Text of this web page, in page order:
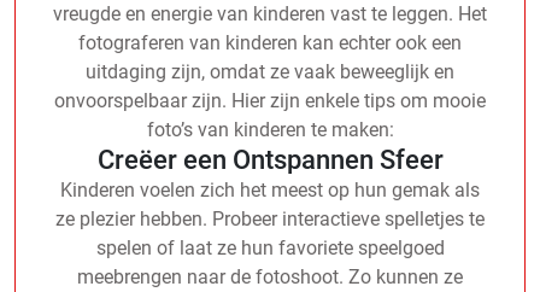
vreugde en energie van kinderen vast te leggen. Het
fotograferen van kinderen kan echter ook een
uitdaging zijn, omdat ze vaak beweeglijk en
onvoorspelbaar zijn. Hier zijn enkele tips om mooie
foto’s van kinderen te maken:
Creëer een Ontspannen Sfeer
Kinderen voelen zich het meest op hun gemak als
ze plezier hebben. Probeer interactieve spelletjes te
spelen of laat ze hun favoriete speelgoed
meebrengen naar de fotoshoot. Zo kunnen ze